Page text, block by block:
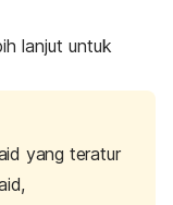
lanjut untuk
yang teratur